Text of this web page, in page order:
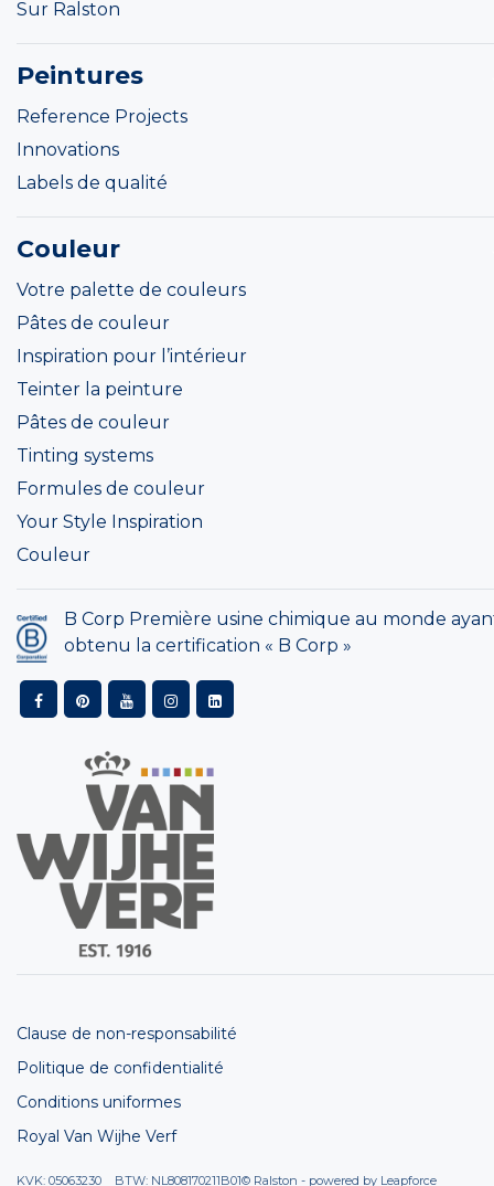
Sur Ralston
Peintures
Reference Projects
Innovations
Labels de qualité
Couleur
Votre palette de couleurs
Pâtes de couleur
Inspiration pour l’intérieur
Teinter la peinture
Pâtes de couleur
Tinting systems
Formules de couleur
Your Style Inspiration
Couleur
B Corp Première usine chimique au monde
obtenu la certification « B Corp »
Clause de non-responsabilité
Politique de confidentialité
Conditions uniformes
Royal Van Wijhe Verf
KVK: 05063230 BTW: NL808170211B01© Ralston - powered by Leapforce